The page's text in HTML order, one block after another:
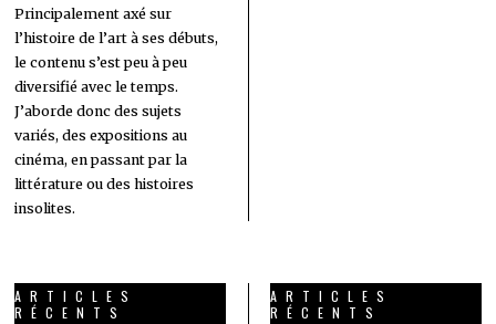
Principalement axé sur
l’histoire de l’art à ses débuts,
le contenu s’est peu à peu
diversifié avec le temps.
J’aborde donc des sujets
variés, des expositions au
cinéma, en passant par la
littérature ou des histoires
insolites.
ARTICLES
RÉCENTS
ARTICLES
RÉCENTS